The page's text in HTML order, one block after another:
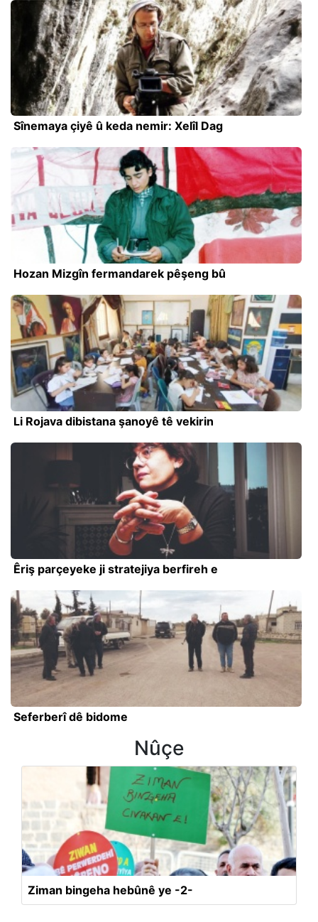
Sînemaya çiyê û keda nemir: Xelîl Dag
Hozan Mizgîn fermandarek pêşeng bû
Li Rojava dibistana şanoyê tê vekirin
Êriş parçeyeke ji stratejiya berfireh e
Seferberî dê bidome
Nûçe
Ziman bingeha hebûnê ye -2-